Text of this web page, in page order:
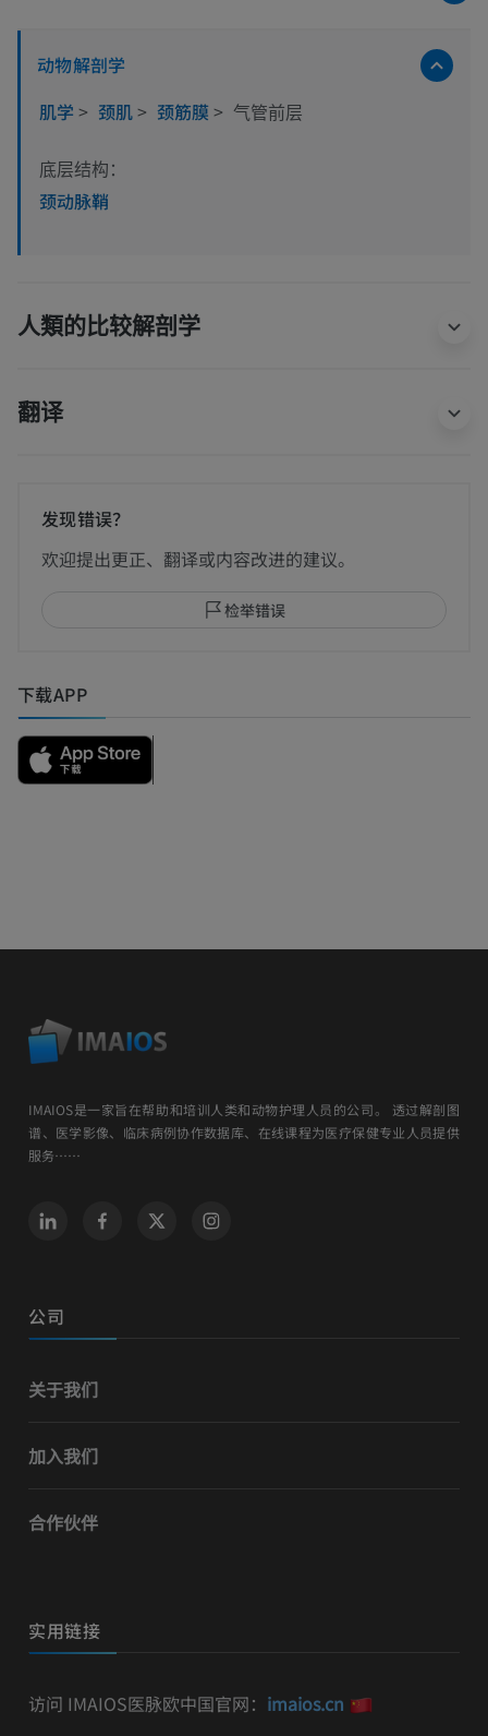
动物解剖学
肌学 > 颈肌> 颈筋膜> 气管前层
底层结构：
颈动脉鞘
人類的比较解剖学
翻译
发现错误？
欢迎提出更正、翻译或内容改进的建议。
检举错误
下载APP
IMAIOS是一家旨在帮助和培训人类和动物护理人员的公司。 透过解剖图
谱、医学影像、临床病例协作数据库、在线课程为医疗保健专业人员提供
服务……
公司
关于我们
加入我们
合作伙伴
实用链接
访问 IMAIOS医脉欧中国官网： imaios.cn